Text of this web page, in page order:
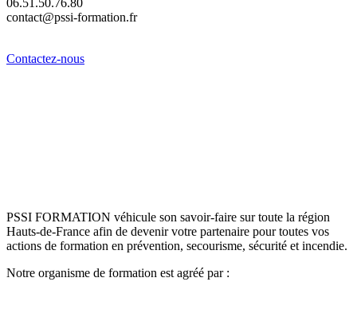
contact@pssi-formation.fr
Contactez-nous
PSSI FORMATION véhicule son savoir-faire sur toute la région
Hauts-de-France afin de devenir votre partenaire pour toutes vos
actions de formation en prévention, secourisme, sécurité et incendie.
Notre organisme de formation est agréé par :